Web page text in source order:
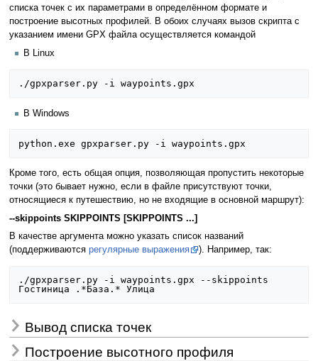
списка точек с их параметрами в определённом формате и
построение высотных профилей. В обоих случаях вызов скрипта с
указанием имени GPX файла осуществляется командой
В Linux
В Windows
Кроме того, есть общая опция, позволяющая пропустить некоторые
точки (это бывает нужно, если в файле присутствуют точки,
относящиеся к путешествию, но не входящие в основной маршрут):
--skippoints SKIPPOINTS [SKIPPOINTS ...]
В качестве аргумента можно указать список названий
(поддерживаются регулярные выражения ). Например, так:
./gpxparser.py -i waypoints.gpx --skippoints
Вывод списка точек
Построение высотного профиля